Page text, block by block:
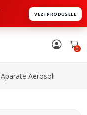
VEZI PRODUSELE
0
Aparate Aerosoli